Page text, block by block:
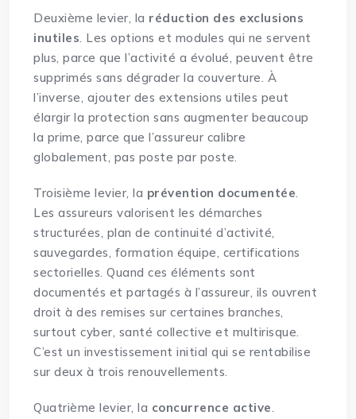
Deuxième levier, la réduction des exclusions
inutiles. Les options et modules qui ne servent
plus, parce que l’activité a évolué, peuvent être
supprimés sans dégrader la couverture. À
l’inverse, ajouter des extensions utiles peut
élargir la protection sans augmenter beaucoup
la prime, parce que l’assureur calibre
globalement, pas poste par poste.
Troisième levier, la prévention documentée.
Les assureurs valorisent les démarches
structurées, plan de continuité d’activité,
sauvegardes, formation équipe, certifications
sectorielles. Quand ces éléments sont
documentés et partagés à l’assureur, ils ouvrent
droit à des remises sur certaines branches,
surtout cyber, santé collective et multirisque.
C’est un investissement initial qui se rentabilise
sur deux à trois renouvellements.
Quatrième levier, la concurrence active.